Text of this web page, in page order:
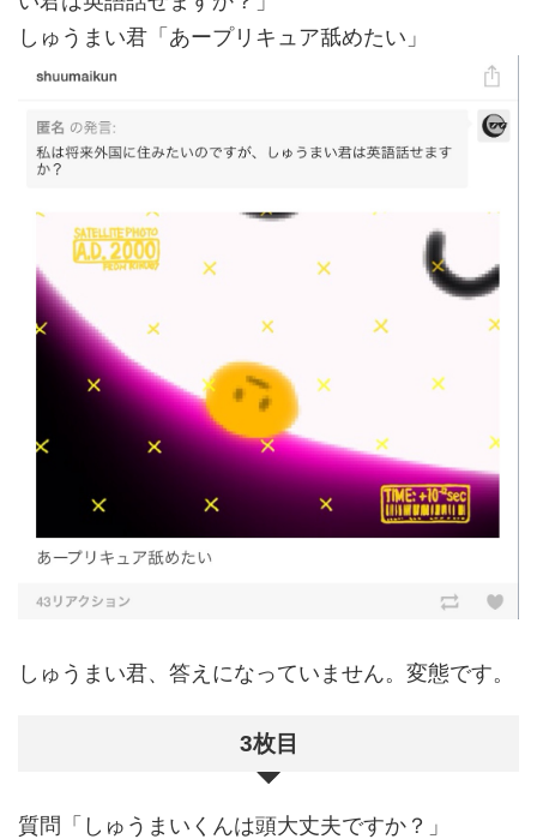
しゅうまい君「あープリキュア舐めたい」
しゅうまい君、答えになっていません。変態です。
3枚目
質問「しゅうまいくんは頭大丈夫ですか？」